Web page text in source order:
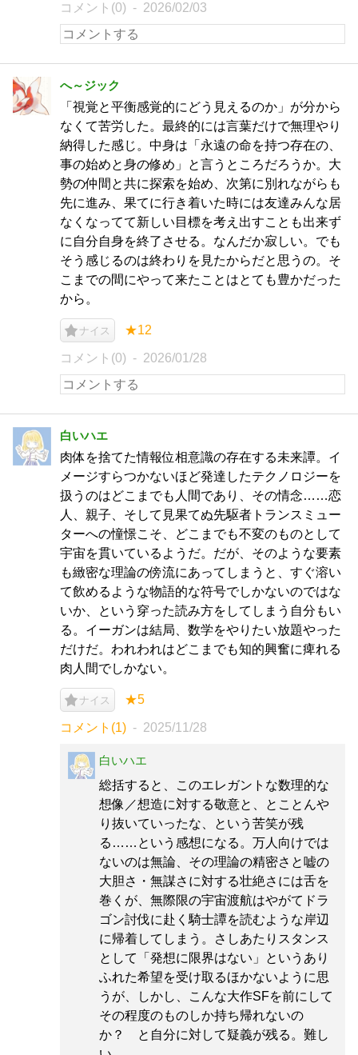
コメント(0) 2026/02/03
へ～ジック
「視覚と平衡感覚的にどう見えるのか」が分から
なくて苦労した。最終的には言葉だけで無理やり
納得した感じ。中身は「永遠の命を持つ存在の、
事の始めと身の修め」と言うところだろうか。大
勢の仲間と共に探索を始め、次第に別れながらも
先に進み、果てに行き着いた時には友達みんな居
なくなってて新しい目標を考え出すことも出来ず
に自分自身を終了させる。なんだか寂しい。でも
そう感じるのは終わりを見たからだと思うの。そ
こまでの間にやって来たことはとても豊かだった
から。
ナイス ★12
コメント(0) 2026/01/28
白いハエ
肉体を捨てた情報位相意識の存在する未来譚。イ
メージすらつかないほど発達したテクノロジーを
扱うのはどこまでも人間であり、その情念……恋
人、親子、そして見果てぬ先駆者トランスミュー
ターへの憧憬こそ、どこまでも不変のものとして
宇宙を貫いているようだ。だが、そのような要素
も緻密な理論の傍流にあってしまうと、すぐ溶い
て飲めるような物語的な符号でしかないのではな
いか、という穿った読み方をしてしまう自分もい
る。イーガンは結局、数学をやりたい放題やった
だけだ。われわれはどこまでも知的興奮に痺れる
肉人間でしかない。
ナイス ★5
コメント(1) 2025/11/28
白いハエ
総括すると、このエレガントな数理的な
想像／想造に対する敬意と、とことんや
り抜いていったな、という苦笑が残
る……という感想になる。万人向けでは
ないのは無論、その理論の精密さと嘘の
大胆さ・無謀さに対する壮絶さには舌を
巻くが、無際限の宇宙渡航はやがてドラ
ゴン討伐に赴く騎士譚を読むような岸辺
に帰着してしまう。さしあたりスタンス
として「発想に限界はない」というあり
ふれた希望を受け取るほかないように思
うが、しかし、こんな大作SFを前にして
その程度のものしか持ち帰れないの
か？ と自分に対して疑義が残る。難し